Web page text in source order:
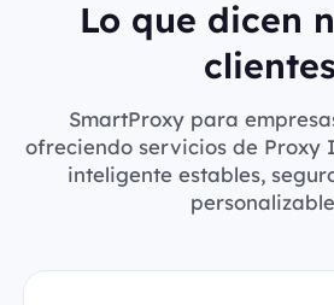
Lo que dicen
SmartProxy para
ofreciendo servicios de Proxy
inteligente estables,